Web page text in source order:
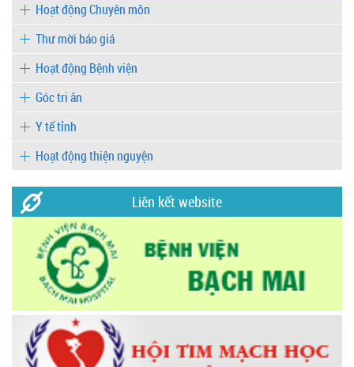
Hoạt động Chuyên môn
Thư mời báo giá
Hoạt động Bệnh viện
Góc tri ân
Y tế tỉnh
Hoạt động thiện nguyện
Liên kết website